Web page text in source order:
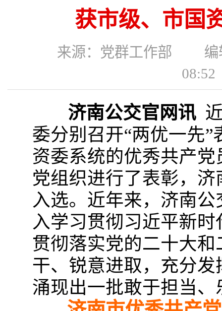
获市级、市国
来源：党群工作部 编
济南公交官网讯
委分别召开“两优一先
资委系统的优秀共产
党组织进行了表彰，
入选。近年来，济南
入学习贯彻习近平新
贯彻落实党的二十大
干、锐意进取，充分
涌现出一批敢于担当